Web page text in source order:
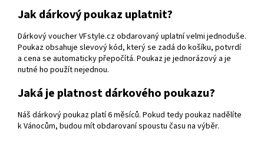
Jak dárkový poukaz uplatnit?
Dárkový voucher VFstyle.cz obdarovaný uplatní velmi jednoduše.
Poukaz obsahuje slevový kód, který se zadá do košíku, potvrdí
a cena se automaticky přepočítá. Poukaz je jednorázový a je
nutné ho použít nejednou.
Jaká je platnost dárkového poukazu?
Náš dárkový poukaz platí 6 měsíců. Pokud tedy poukaz nadělíte
k Vánocům, budou mít obdarovaní spoustu času na výběr.